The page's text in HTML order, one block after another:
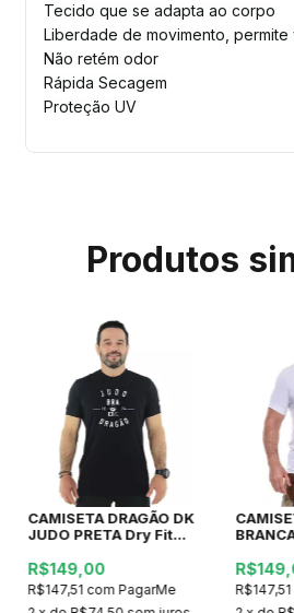
Tecido que se adapta ao corpo
Liberdade de movimento, permite
Não retém odor
Rápida Secagem
Proteção UV
Produtos
CAMISETA DRAGÃO DK
JUDO PRETA Dry Fit
R$149,00
R$147,51 com PagarMe
R$147,51